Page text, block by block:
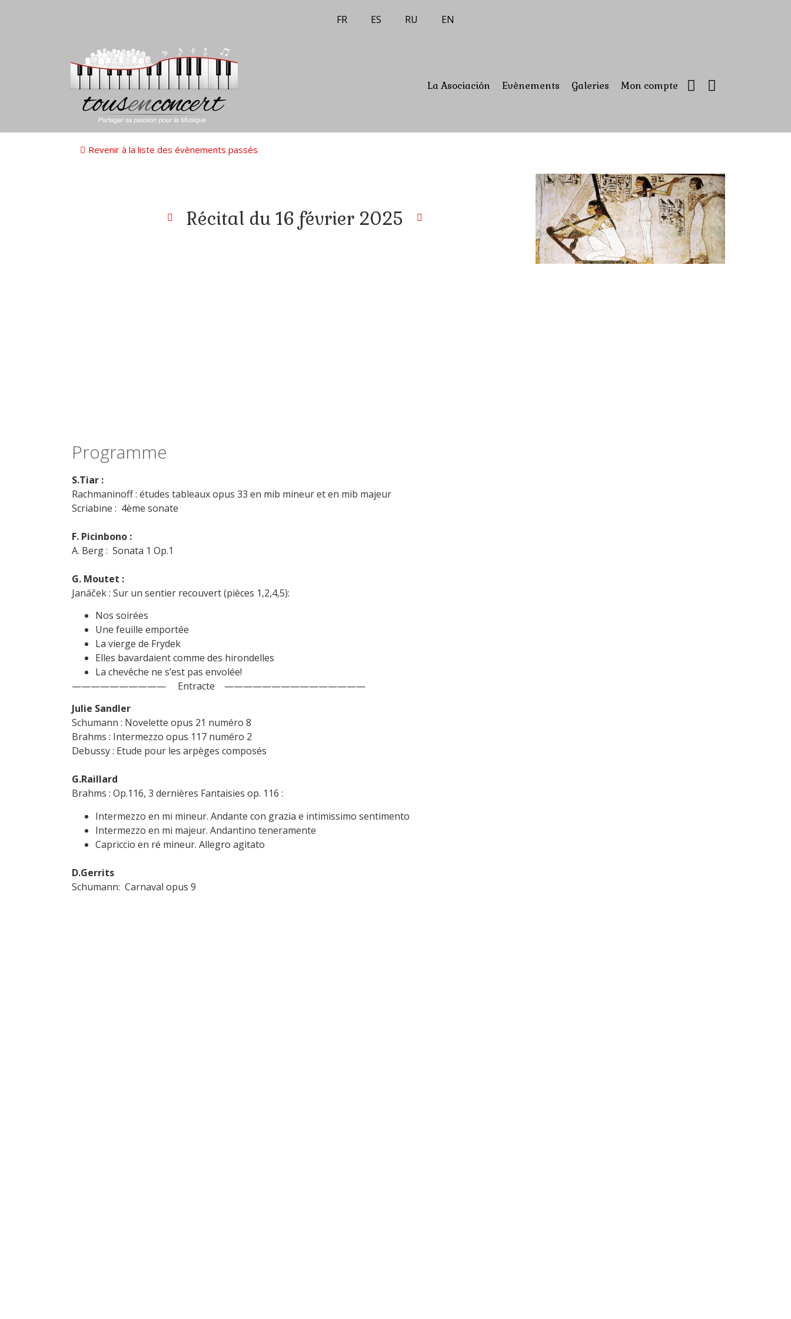
FR ES RU EN
La Asociación Evènements Galeries Mon compte
Revenir à la liste des évènements passés
Récital du 16 février 2025
Programme
S.Tiar :
Rachmaninoff : études tableaux opus 33 en mib mineur et en mib majeur
Scriabine : 4ème sonate
F. Picinbono :
A. Berg : Sonata 1 Op.1
G. Moutet :
Janáček : Sur un sentier recouvert (pièces 1,2,4,5):
Nos soirées
Une feuille emportée
La vierge de Frydek
Elles bavardaient comme des hirondelles
La chevêche ne s’est pas envolée!
—————————— Entracte ———————————————
Julie Sandler
Schumann : Novelette opus 21 numéro 8
Brahms : Intermezzo opus 117 numéro 2
Debussy : Etude pour les arpèges composés
G.Raillard
Brahms : Op.116, 3 dernières Fantaisies op. 116 :
Intermezzo en mi mineur. Andante con grazia e intimissimo sentimento
Intermezzo en mi majeur. Andantino teneramente
Capriccio en ré mineur. Allegro agitato
D.Gerrits
Schumann: Carnaval opus 9